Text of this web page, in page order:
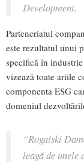
Development.
Parteneriatul
este rezultatul unui
specifică în
vizează toate ariile
componenta ESG
domeniul
“Rogalski
leagă de